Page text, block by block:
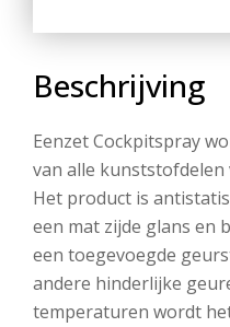
Beschrijving
Eenzet Cockpitspray
van alle kunststofdelen
Het product is
een mat zijde glans en
een toegevoegde
andere hinderlijke
temperaturen wordt